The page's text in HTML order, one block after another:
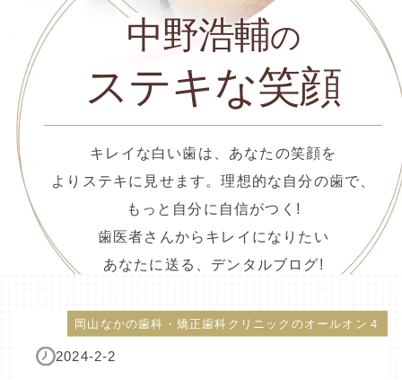
中野浩輔の
ステキな笑顔
キレイな白い歯は、あなたの笑顔を
よりステキに見せます。理想的な自分の歯で、
もっと自分に自信がつく!
歯医者さんからキレイになりたい
あなたに送る、デンタルブログ!
岡山なかの歯科・矯正歯科クリニックのオールオン４
2024-2-2